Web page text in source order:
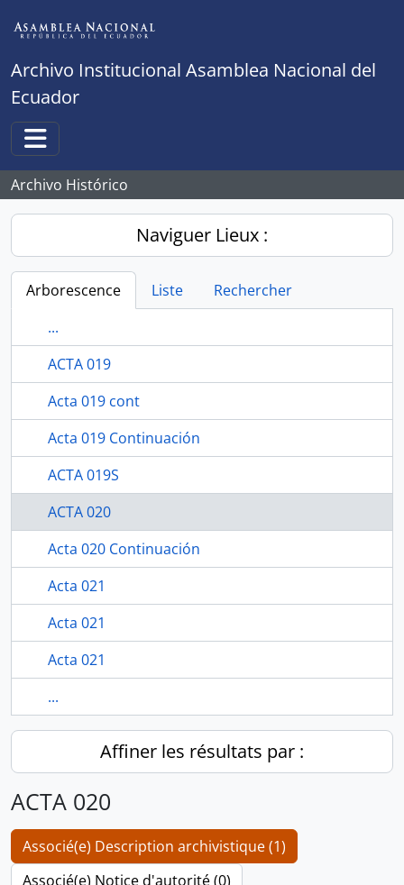
Archivo Institucional Asamblea Nacional del
Ecuador
Toggle navigation
Archivo Histórico
Naviguer Lieux :
Arborescence Liste
Rechercher
...
ACTA 019
Acta 019 cont
Acta 019 Continuación
ACTA 019S
ACTA 020
Acta 020 Continuación
Acta 021
Acta 021
Acta 021
...
Affiner les résultats par :
ACTA 020
Associé(e) Description archivistique (1)
Associé(e) Notice d'autorité (0)